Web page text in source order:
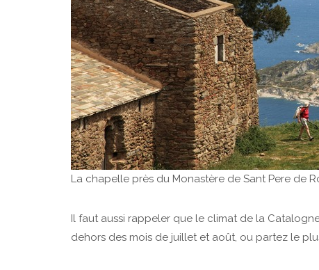
La chapelle près du Monastère de Sant Pere de
Il faut aussi rappeler que le climat de la
dehors des mois de juillet et août, ou partez le